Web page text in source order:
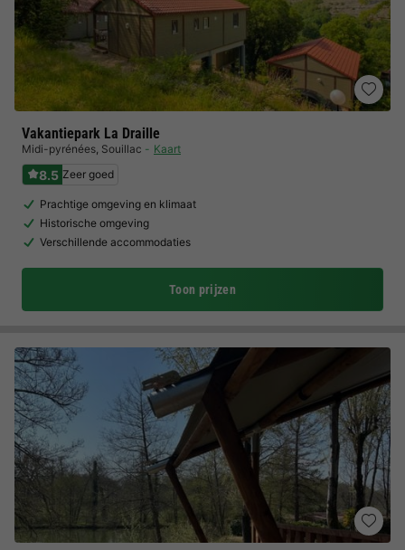
Vakantiepark La Draille
Midi-pyrénées, Souillac Kaart
8.5 Zeer goed
Prachtige omgeving en klimaat
Historische omgeving
Verschillende accommodaties
Toon prijzen